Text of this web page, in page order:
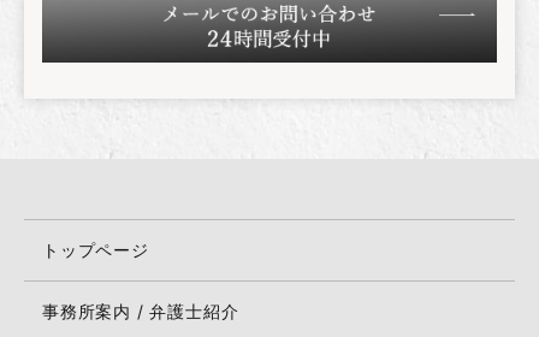
トップページ
事務所案内 / 弁護士紹介